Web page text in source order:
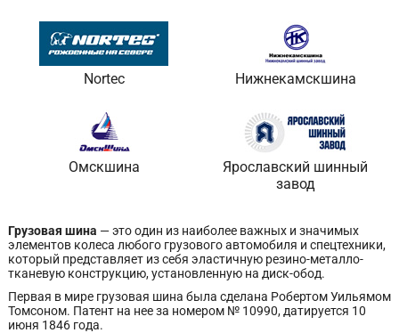
Nortec Нижнекамскшина
Омскшина
Ярославский шинный
завод
Грузовая шина — это один из наиболее важных и значимых
элементов колеса любого грузового автомобиля и спецтехники,
который представляет из себя эластичную резино-металло-
тканевую конструкцию, установленную на диск-обод.
Первая в мире грузовая шина была сделана Робертом Уильямом
Томсоном. Патент на нее за номером № 10990, датируется 10
июня 1846 года.